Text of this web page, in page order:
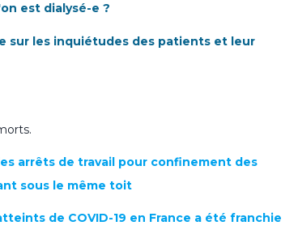
est dialysé-e ?
sur les inquiétudes des patients et leur
arrêts de travail pour confinement des
sous le même toit
de COVID-19 en France a été franchie